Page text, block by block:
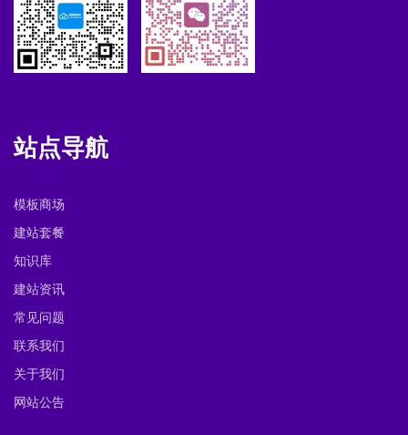
站点导航
模板商场
建站套餐
知识库
建站资讯
常见问题
联系我们
关于我们
网站公告